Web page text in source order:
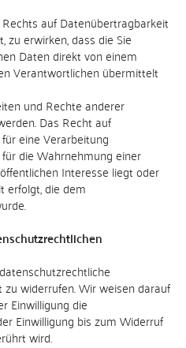
auf Datenübertragbarkeit
zu erwirken, dass die Sie
Daten direkt von einem
Verantwortlichen übermittelt
und Rechte anderer
Das Recht auf
eine Verarbeitung
die Wahrnehmung einer
Interesse liegt oder
erfolgt, die dem
widerrufen. Wir weisen darauf
Einwilligung die
Einwilligung bis zum Widerruf
wird.